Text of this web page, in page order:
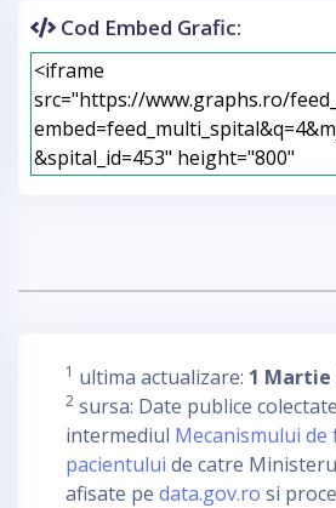
Cod Embed Grafic:
1 ultima actualizare: 1 Martie
2 sursa: Date publice
intermediul Mecanismului de
pacientului de catre
afisate pe data.gov.ro si